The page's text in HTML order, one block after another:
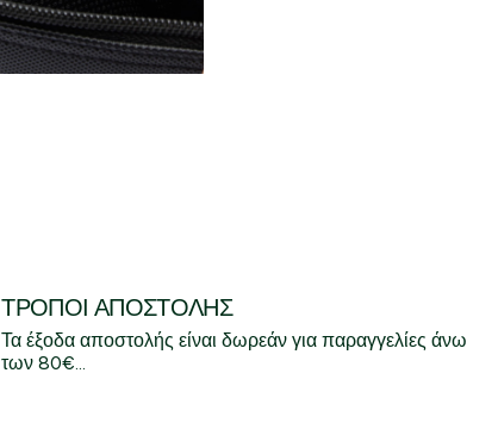
ΤΡΌΠΟΙ ΑΠΟΣΤΟΛΉΣ
Τα έξοδα αποστολής είναι δωρεάν για παραγγελίες άνω
των 80€...